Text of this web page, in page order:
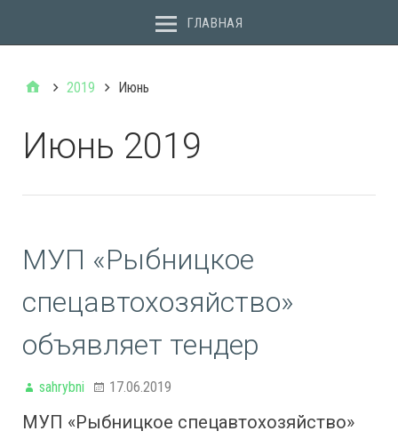
ГЛАВНАЯ
2019 Июнь
Июнь 2019
МУП «Рыбницкое
спецавтохозяйство»
объявляет тендер
sahrybni 17.06.2019
МУП «Рыбницкое спецавтохозяйство»